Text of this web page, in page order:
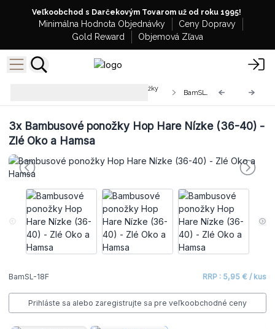
Veľkoobchod s Darčekovým Tovarom už od roku 1995!
Minimálna Hodnota Objednávky
Ceny Dopravy
Gold Reward
Objemová Zľava
Veľkoobchodné Bambusové Ponožky
3xBambusové ponožky Hop Hare Nízke (36-40) -
Zlé Oko a Hamsa
BamSL-18F RRP : 5,95 € / kus
Prihláste sa alebo zaregistrujte sa pre veľkoobchodné ceny